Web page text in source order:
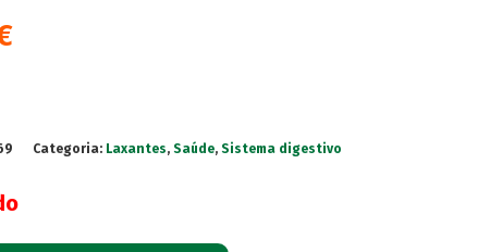
Categoria: Laxantes, Saúde, Sistema digestivo